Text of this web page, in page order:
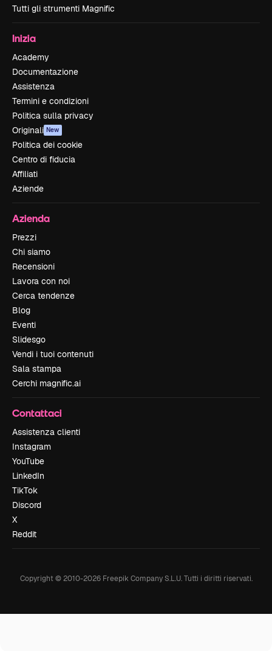
Tutti gli strumenti Magnific
Inizia
Academy
Documentazione
Assistenza
Termini e condizioni
Politica sulla privacy
Originali New
Politica dei cookie
Centro di fiducia
Affiliati
Aziende
Azienda
Prezzi
Chi siamo
Recensioni
Lavora con noi
Cerca tendenze
Blog
Eventi
Slidesgo
Vendi i tuoi contenuti
Sala stampa
Cerchi magnific.ai
Contattaci
Assistenza clienti
Instagram
YouTube
LinkedIn
TikTok
Discord
X
Reddit
Copyright © 2010-2026Freepik Company S.L.U. Tutti i diritti riservati.